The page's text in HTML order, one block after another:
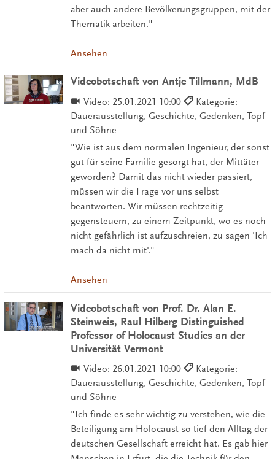
aber auch andere Bevölkerungsgruppen, mit der
Thematik arbeiten."
Ansehen
Videobotschaft von Antje Tillmann, MdB
Video: 25.01.2021 10:00
Kategorie:
Dauerausstellung, Geschichte, Gedenken, Topf
und Söhne
"Wie ist aus dem normalen Ingenieur, der sonst
gut für seine Familie gesorgt hat, der Mittäter
geworden? Damit das nicht wieder passiert,
müssen wir die Frage vor uns selbst
beantworten. Wir müssen rechtzeitig
gegensteuern, zu einem Zeitpunkt, wo es noch
nicht gefährlich ist aufzuschreien, zu sagen 'Ich
mach da nicht mit'."
Ansehen
Videobotschaft von Prof. Dr. Alan E.
Steinweis, Raul Hilberg Distinguished
Professor of Holocaust Studies an der
Universität Vermont
Video: 26.01.2021 10:00
Kategorie:
Dauerausstellung, Geschichte, Gedenken, Topf
und Söhne
"Ich finde es sehr wichtig zu verstehen, wie die
Beteiligung am Holocaust so tief den Alltag der
deutschen Gesellschaft erreicht hat. Es gab hier